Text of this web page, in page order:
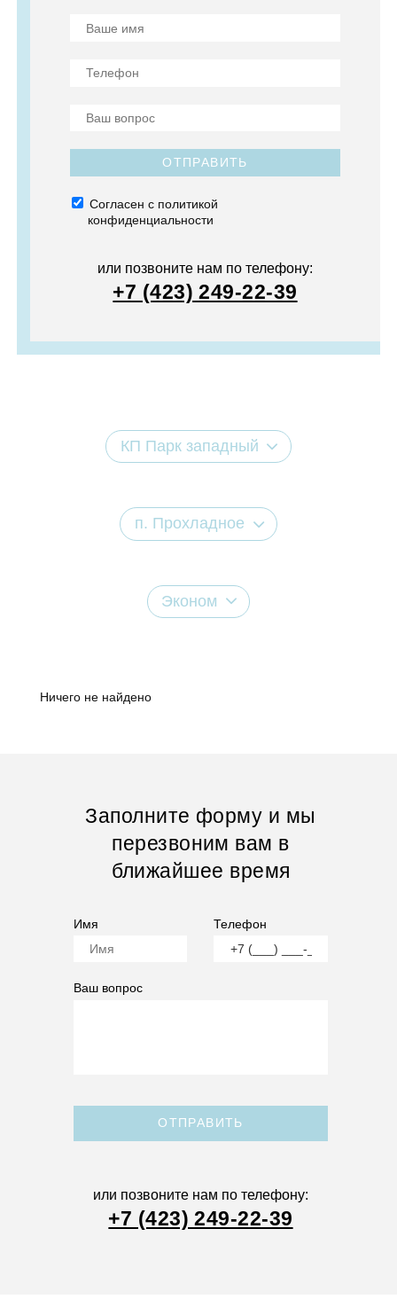
ОТПРАВИТЬ
Согласен с политикой
конфиденциальности
или позвоните нам по телефону:
+7 (423) 249-22-39
КП Парк западный
п. Прохладное
Эконом
Ничего не найдено
Заполните форму и мы
перезвоним вам в
ближайшее время
Имя Телефон
Ваш вопрос
ОТПРАВИТЬ
или позвоните нам по телефону:
+7 (423) 249-22-39